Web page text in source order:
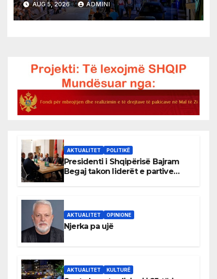
AUG 5, 2026 ADMINI
AKTUALITET POLITIKË
Presidenti i Shqipërisë Bajram
Begaj takon liderët e partive
AKTUALITET OPINIONE
Njerka pa ujë
AKTUALITET KULTURË